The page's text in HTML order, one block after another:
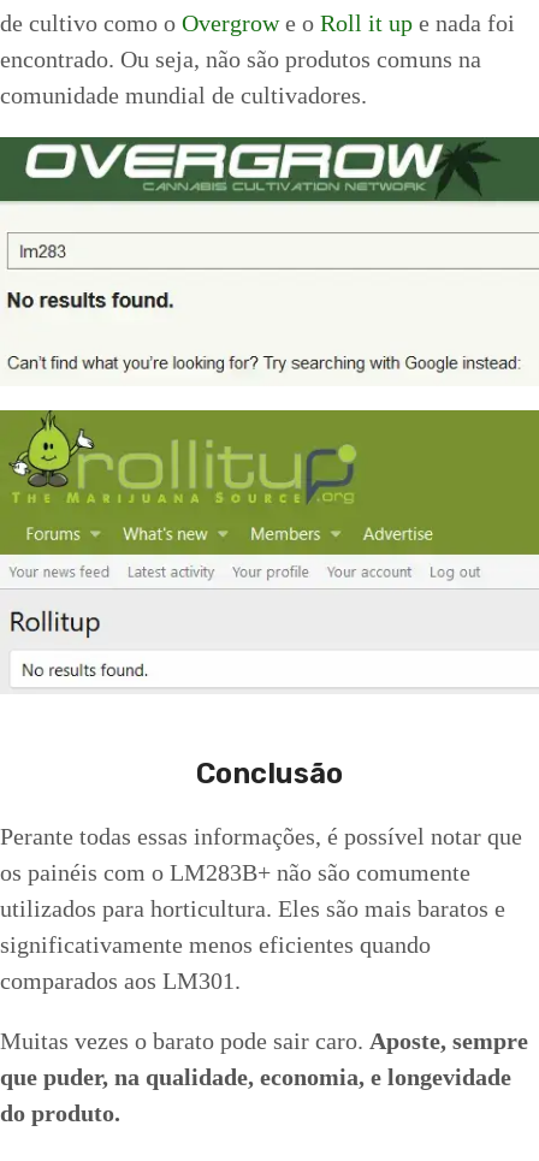
de cultivo como o Overgrowe o Roll it up e nada foi
encontrado. Ou seja, não são produtos comuns na
comunidade mundial de cultivadores.
Conclusão
Perante todas essas informações, é possível notar que
os painéis com o LM283B+ não são comumente
utilizados para horticultura. Eles são mais baratos e
significativamente menos eficientes quando
comparados aos LM301.
Muitas vezes o barato pode sair caro. Aposte, sempre
que puder, na qualidade, economia, e longevidade
do produto.